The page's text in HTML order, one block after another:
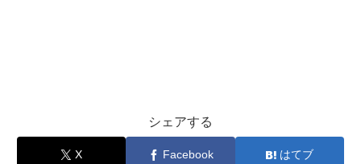
シェアする
X Facebook はてブ